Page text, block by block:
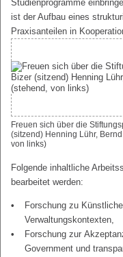
Studienprogramme
ist der Aufbau eines
Praxisanteilen in
Freuen sich über die
(sitzend) Henning Lühr,
von links)
Folgende inhaltliche
bearbeitet werden:
Forschung zu
Verwaltungskontexten,
Forschung zur
Government und